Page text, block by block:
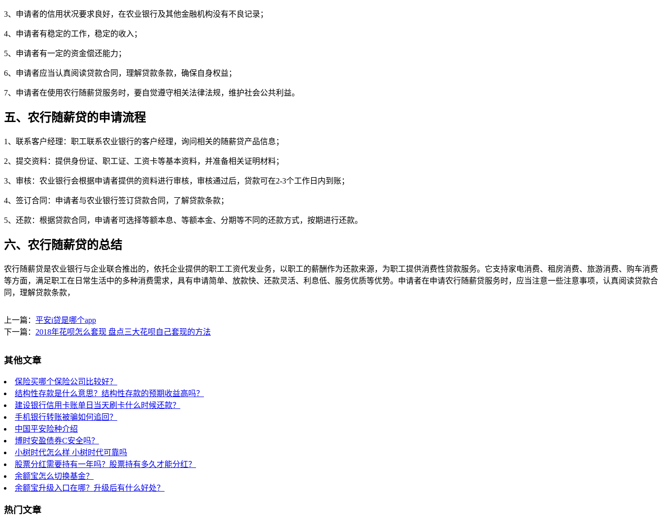
3、申请者的信用状况要求良好，在农业银行及其他金融机构没有不良记录；
4、申请者有稳定的工作，稳定的收入；
5、申请者有一定的资金偿还能力；
6、申请者应当认真阅读贷款合同，理解贷款条款，确保自身权益；
7、申请者在使用农行随薪贷服务时，要自觉遵守相关法律法规，维护社会公共利益。
五、农行随薪贷的申请流程
1、联系客户经理：职工联系农业银行的客户经理，询问相关的随薪贷产品信息；
2、提交资料：提供身份证、职工证、工资卡等基本资料，并准备相关证明材料；
3、审核：农业银行会根据申请者提供的资料进行审核，审核通过后，贷款可在2-3个工作日内到账；
4、签订合同：申请者与农业银行签订贷款合同，了解贷款条款；
5、还款：根据贷款合同，申请者可选择等额本息、等额本金、分期等不同的还款方式，按期进行还款。
六、农行随薪贷的总结
农行随薪贷是农业银行与企业联合推出的，依托企业提供的职工工资代发业务，以职工的薪酬作为还款来源，为职工提供消费性贷款服务。它支持家电消费、租房消费、旅游消费、购车消费
等方面，满足职工在日常生活中的多种消费需求，具有申请简单、放款快、还款灵活、利息低、服务优质等优势。申请者在申请农行随薪贷服务时，应当注意一些注意事项，认真阅读贷款合
同，理解贷款条款，
上一篇： 平安i贷是哪个app
下一篇： 2018年花呗怎么套现 盘点三大花呗自己套现的方法
其他文章
保险买哪个保险公司比较好？
结构性存款是什么意思？结构性存款的预期收益高吗？
建设银行信用卡账单日当天刷卡什么时候还款？
手机银行转账被骗如何追回？
中国平安险种介绍
博时安盈债券C安全吗？
小树时代怎么样 小树时代可靠吗
股票分红需要持有一年吗？股票持有多久才能分红？
余额宝怎么切换基金？
余额宝升级入口在哪？升级后有什么好处？
热门文章